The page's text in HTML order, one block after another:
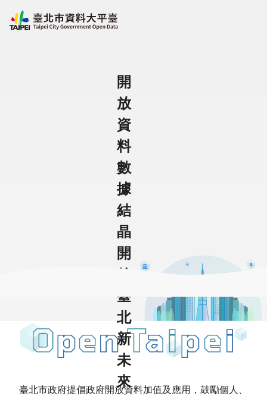
臺北市資料大平臺
開
放
資
料
數
據
結
晶
開
啟
臺
北
新
未
來
臺北市政府提倡政府開放資料加值及應用，鼓勵個人、